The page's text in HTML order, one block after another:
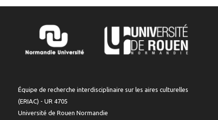
Équipe de recherche interdisciplinaire sur les aires culturelles
(ERIAC) - UR 4705
Université de Rouen Normandie